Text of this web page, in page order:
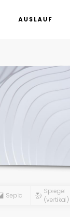
AUSLAUF
Sepia
Spiegel
(vertikal)